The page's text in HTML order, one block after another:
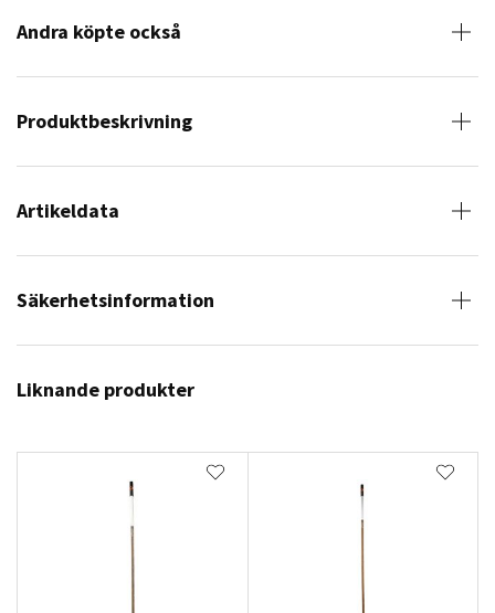
Andra köpte också
Produktbeskrivning
Artikeldata
Säkerhetsinformation
Liknande produkter